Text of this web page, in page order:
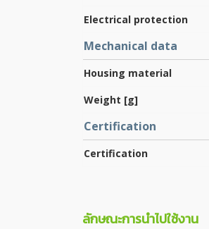
Electrical protection
Mechanical data
Housing material
Weight [g]
Certification
Certification
ลักษณะการนำไปใช้งาน